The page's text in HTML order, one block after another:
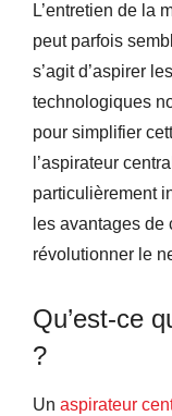
L’entretien de la
peut parfois
s’agit d’aspirer
technologiques
pour simplifier
l’aspirateur
particulièrement
les avantages de
révolutionner le
Qu’est-ce
?
Un aspirateur